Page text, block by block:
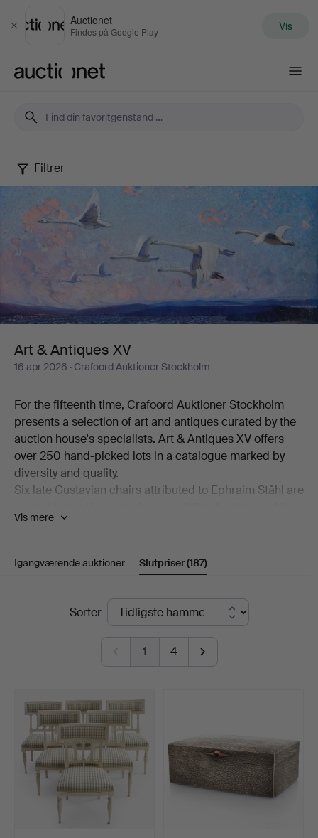
Luk
Auctionet
Findes på Google Play Vis
Art
Antiques
Filtrer
Art & Antiques XV
16 apr 2026 · Crafoord Auktioner Stockholm
For the fifteenth time, Crafoord Auktioner Stockholm
presents a selection of art and antiques curated by the
auction house's specialists. Art & Antiques XV offers
over 250 hand-picked lots in a catalogue marked by
diversity and quality.
Six late Gustavian chairs attributed to Ephraim Ståhl are
made by Anders Arvidsson Castman in Eksjö in 1793
Madrid's starting eleven from 1966. And on the
bookshelf stands a copy of C L Grubb's substantial
century. Add to this a wealth of beautiful objects,
including a mahogany chiffonier by Carl Hendric Blom,
a Japonesque folding screen, a ladle holder, a cameo
brooch, an English stilton spoon, Iwan Constantin
besides.
Welcome!
Vis mere
Igangværende auktioner Slutpriser(187)
SlutpriserSorter
1 4